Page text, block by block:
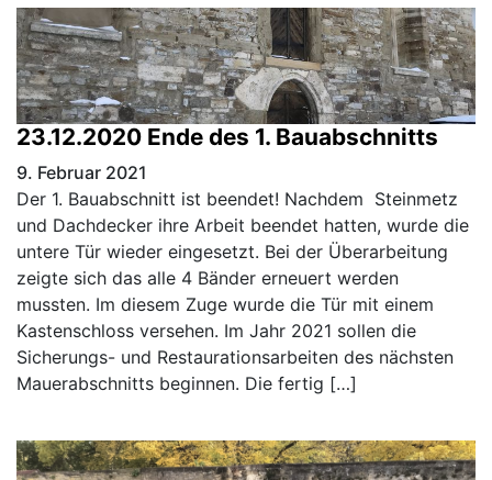
23.12.2020 Ende des 1. Bauabschnitts
9. Februar 2021
Der 1. Bauabschnitt ist beendet! Nachdem Steinmetz
und Dachdecker ihre Arbeit beendet hatten, wurde die
untere Tür wieder eingesetzt. Bei der Überarbeitung
zeigte sich das alle 4 Bänder erneuert werden
mussten. Im diesem Zuge wurde die Tür mit einem
Kastenschloss versehen. Im Jahr 2021 sollen die
Sicherungs- und Restaurationsarbeiten des nächsten
Mauerabschnitts beginnen. Die fertig […]